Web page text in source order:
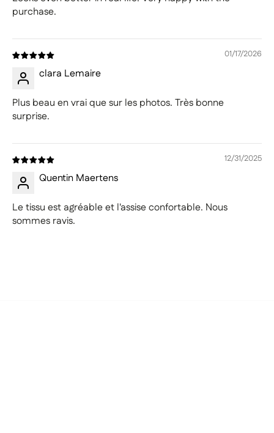
purchase.
01/17/2026
clara Lemaire
Plus beau en vrai que sur les photos. Très bonne
surprise.
12/31/2025
Quentin Maertens
Le tissu est agréable et l'assise confortable. Nous
sommes ravis.